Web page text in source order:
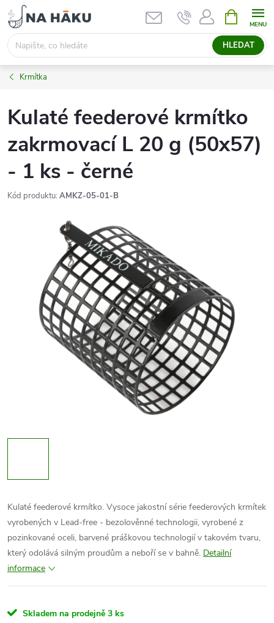
Přejít
na
obsah
HLEDAT
NÁKUPNÍ
KOŠÍK
Krmítka
Kulaté feederové krmítko
zakrmovací L 20 g (50x57)
- 1 ks - černé
Kód produktu: AMKZ-05-01-B
Kulaté feederové krmítko. Vysoce jakostní série feederových krmítek
vyrobených v Lead-free - bezolověnné technologii, vyrobené z
pozinkované oceli, barvené práškovou technologií v takovém tvaru,
který odolává silným proudům a neboří se v bahně. Detailní
informace
Skladem na prodejně 3 ks